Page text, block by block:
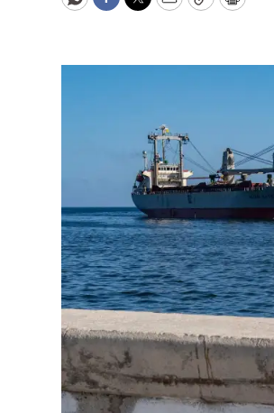
WhatsApp
Facebook
Twitter
EmailCopyPrint